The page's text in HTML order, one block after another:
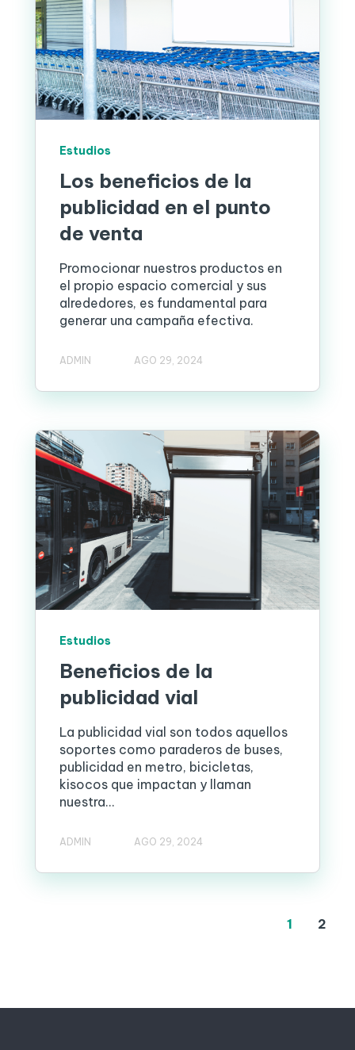
Estudios
Los beneficios de la
publicidad en el punto
de venta
Promocionar nuestros productos en
el propio espacio comercial y sus
alrededores, es fundamental para
generar una campaña efectiva.
ADMIN AGO 29, 2024
Estudios
Beneficios de la
publicidad vial
La publicidad vial son todos aquellos
soportes como paraderos de buses,
publicidad en metro, bicicletas,
kisocos que impactan y llaman
nuestra...
ADMIN AGO 29, 2024
1 2